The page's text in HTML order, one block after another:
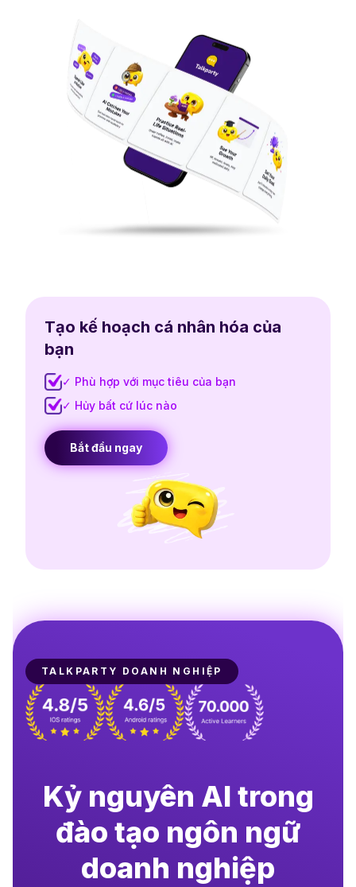
Tạo kế hoạch cá nhân hóa của
bạn
✓ Phù hợp với mục tiêu của bạn
✓ Hủy bất cứ lúc nào
Bắt đầu ngay
TALKPARTY DOANH NGHIỆP
Kỷ nguyên AI trong
đào tạo ngôn ngữ
doanh nghiệp